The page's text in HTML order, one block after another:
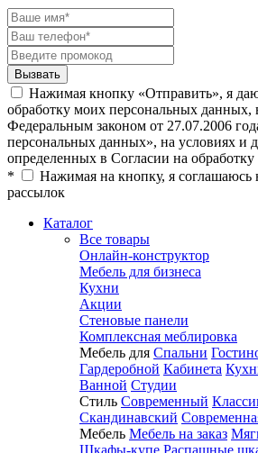
Нажимая кнопку «Отправить», я даю
обработку моих персональных данных,
Федеральным законом от 27.07.2006
персональных данных», на условиях и
определенных в Согласии на
*
Нажимая на кнопку, я соглашаюсь
рассылок
Каталог
Все товары
Онлайн-конструктор
Мебель для бизнеса
Кухни
Акции
Стеновые панели
Комплексная меблировка
Мебель для Спальни
Гардеробной Кабинета
Ванной Студии
Стиль Современный
Скандинавский
Мебель Мебель на заказ